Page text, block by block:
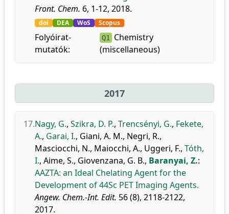
Front. Chem. 6, 1-12, 2018.
doi DEA WoS Scopus
Folyóirat-
mutatók:
Q1
Chemistry
(miscellaneous)
2017
17.Nagy, G., Szikra, D. P., Trencsényi, G., Fekete,
A., Garai, I., Giani, A. M., Negri, R.,
Masciocchi, N., Maiocchi, A., Uggeri, F., Tóth,
I., Aime, S., Giovenzana, G. B., Baranyai, Z.:
AAZTA: an Ideal Chelating Agent for the
Development of 44Sc PET Imaging Agents.
Angew. Chem.-Int. Edit. 56 (8), 2118-2122,
2017.